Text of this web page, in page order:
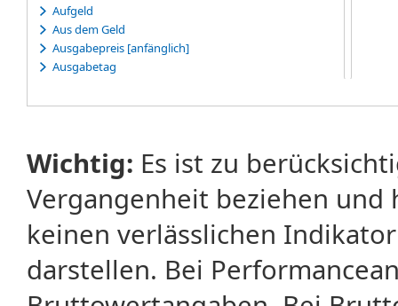
Aufgeld
Aus dem Geld
Ausgabepreis [anfänglich]
Ausgabetag
Ausübungserklärung
Ausübungsrecht
Ausübungstag
Average-Rate-Warrants
Average-Strike-Warrants
Wichtig: Es ist zu
Vergangenheit beziehen
keinen verlässlichen
darstellen. Bei